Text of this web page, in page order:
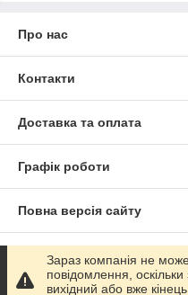
Про нас
Контакти
Доставка та оплата
Графік роботи
Повна версія сайту
Сайт створено на
Зараз компанія не
повідомлення, оскільки
вихідний або вже